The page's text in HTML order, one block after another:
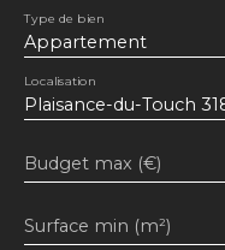
Appartement
Type de bien
Plaisance-du-Touch
Localisation
Budget max (€)
Surface min (m²)